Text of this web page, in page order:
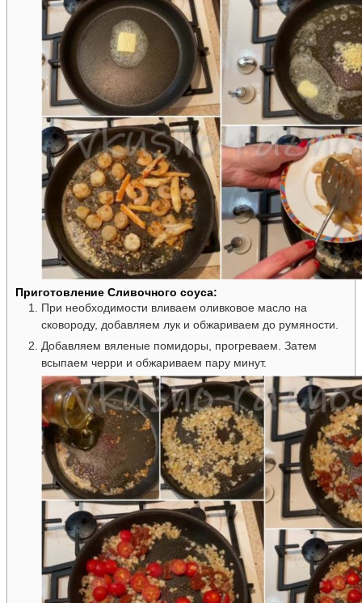
Приготовление Сливочного соуса:
При необходимости вливаем оливковое масло на
сковороду, добавляем лук и обжариваем до румяности.
Добавляем вяленые помидоры, прогреваем. Затем
всыпаем черри и обжариваем пару минут.